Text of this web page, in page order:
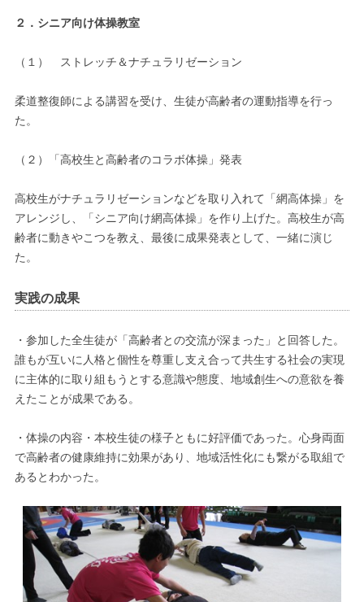
２．シニア向け体操教室
（１） ストレッチ＆ナチュラリゼーション
柔道整復師による講習を受け、生徒が高齢者の運動指導を行っ
た。
（２）「高校生と高齢者のコラボ体操」発表
高校生がナチュラリゼーションなどを取り入れて「網高体操」を
アレンジし、「シニア向け網高体操」を作り上げた。高校生が高
齢者に動きやこつを教え、最後に成果発表として、一緒に演じ
た。
実践の成果
・参加した全生徒が「高齢者との交流が深まった」と回答した。
誰もが互いに人格と個性を尊重し支え合って共生する社会の実現
に主体的に取り組もうとする意識や態度、地域創生への意欲を養
えたことが成果である。
・体操の内容・本校生徒の様子ともに好評価であった。心身両面
で高齢者の健康維持に効果があり、地域活性化にも繋がる取組で
あるとわかった。